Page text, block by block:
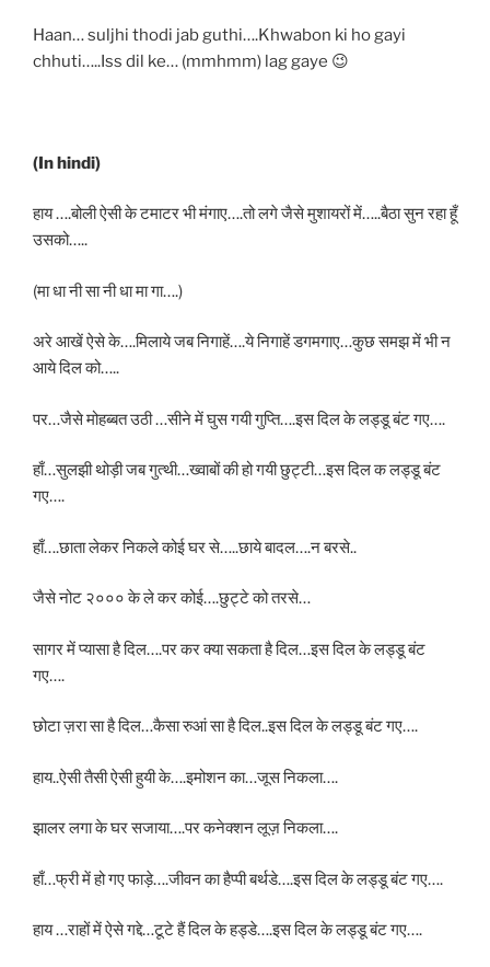
Haan… suljhi thodi jab guthi….Khwabon ki ho gayi
chhuti…..Iss dil ke… (mmhmm) lag gaye 😉
(In hindi)
हाय ….बोली ऐसी के टमाटर भी मंगाए….तो लगे जैसे मुशायरों में…..बैठा सुन रहा हूँ
उसको…..
(मा धा नी सा नी धा मा गा….)
अरे आखें ऐसे के….मिलाये जब निगाहें….ये निगाहें डगमगाए…कुछ समझ में भी न
आये दिल को…..
पर…जैसे मोहब्बत उठी …सीने में घुस गयी गुप्ति….इस दिल के लड्डू बंट गए….
हाँ…सुलझी थोड़ी जब गुत्थी…ख्वाबों की हो गयी छुट्टी…इस दिल क लड्डू बंट
गए….
हाँ….छाता लेकर निकले कोई घर से…..छाये बादल….न बरसे..
जैसे नोट २००० के ले कर कोई….छुट्टे को तरसे…
सागर में प्यासा है दिल….पर कर क्या सकता है दिल…इस दिल के लड्डू बंट
गए….
छोटा ज़रा सा है दिल…कैसा रुआं सा है दिल..इस दिल के लड्डू बंट गए….
हाय..ऐसी तैसी ऐसी हुयी के….इमोशन का…जूस निकला….
झालर लगा के घर सजाया….पर कनेक्शन लूज़ निकला….
हाँ…फ्री में हो गए फाड़े….जीवन का हैप्पी बर्थडे….इस दिल के लड्डू बंट गए….
हाय …राहों में ऐसे गद्दे…टूटे हैं दिल के हड्डे….इस दिल के लड्डू बंट गए….